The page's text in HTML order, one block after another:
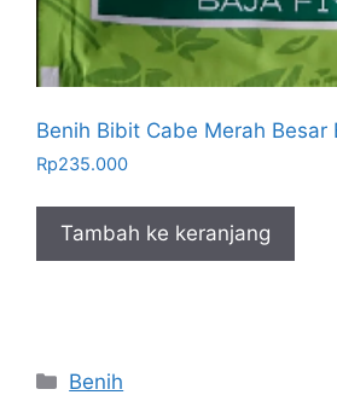
Benih Bibit Cabe Merah Besar
Rp235.000
Tambah ke keranjang
Kategori
Benih